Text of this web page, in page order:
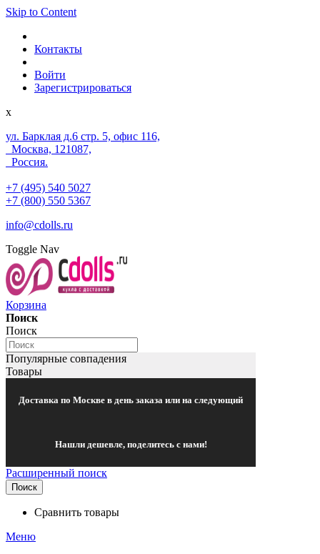
Skip to Content
Контакты
Войти
Зарегистрироваться
x
ул. Барклая д.6 стр. 5, офис 116,
Москва, 121087,
Россия.
+7 (495) 540 5027
+7 (800) 550 5367
info@cdolls.ru
Toggle Nav
Корзина
Поиск
Поиск
Популярные совпадения
Товары
Доставка по Москве в день заказа или на следующий
Нашли дешевле, поделитесь с нами!
Расширенный поиск
Поиск
Сравнить товары
Меню